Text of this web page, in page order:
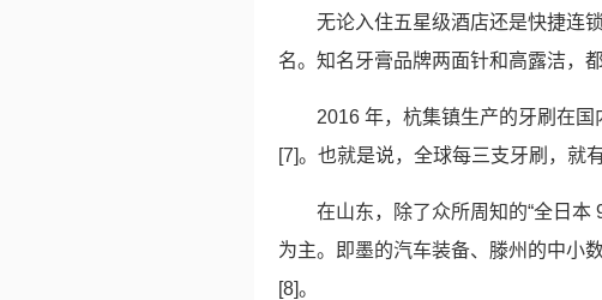
无论入住五星级酒店还是快捷连
名。知名牙膏品牌两面针和高露洁，
2016 年，杭集镇生产的牙刷在
[7]。也就是说，全球每三支牙刷，就
在山东，除了众所周知的“全日本
为主。即墨的汽车装备、滕州的中小
[8]。